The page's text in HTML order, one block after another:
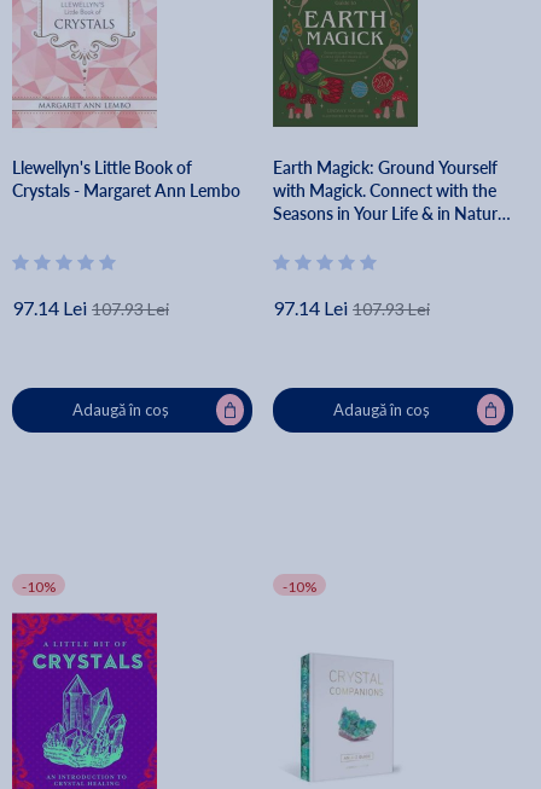
Llewellyn's Little Book of
Crystals - Margaret Ann Lembo
97.14 Lei 107.93 Lei
Adaugă în coș
Earth Magick: Ground Yourself
with Magick. Connect with the
Seasons in Your Life & in Nature
97.14 Lei 107.93 Lei
Adaugă în coș
-10% -10%